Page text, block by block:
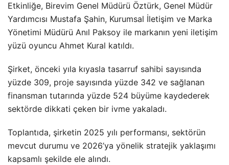
Etkinliğe, Birevim Genel Müdürü Öztürk, Genel Müdür
Yardımcısı Mustafa Şahin, Kurumsal İletişim ve Marka
Yönetimi Müdürü Anıl Paksoy ile markanın yeni iletişim
yüzü oyuncu Ahmet Kural katıldı.
Şirket, önceki yıla kıyasla tasarruf sahibi sayısında
yüzde 309, proje sayısında yüzde 342 ve sağlanan
finansman tutarında yüzde 524 büyüme kaydederek
sektörde dikkati çeken bir ivme yakaladı.
Toplantıda, şirketin 2025 yılı performansı, sektörün
mevcut durumu ve 2026’ya yönelik stratejik yaklaşımı
kapsamlı şekilde ele alındı.